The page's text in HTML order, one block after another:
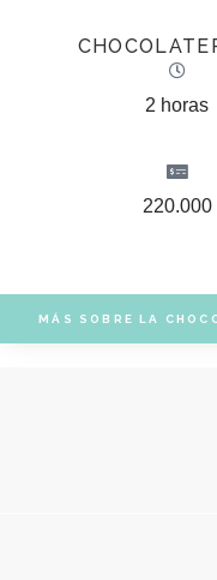
2 horas
220.000
MÁS SOBRE LA